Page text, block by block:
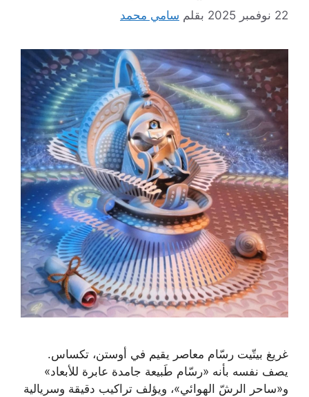
22 نوفمبر 2025 بقلم سامي محمد
غريغ بيتّيت رسّام معاصر يقيم في أوستن، تكساس.
يصف نفسه بأنه «رسّام طَبيعة جامدة عابرة للأبعاد»
و«ساحر الرشّ الهوائي»، ويؤلف تراكيب دقيقة وسريالية